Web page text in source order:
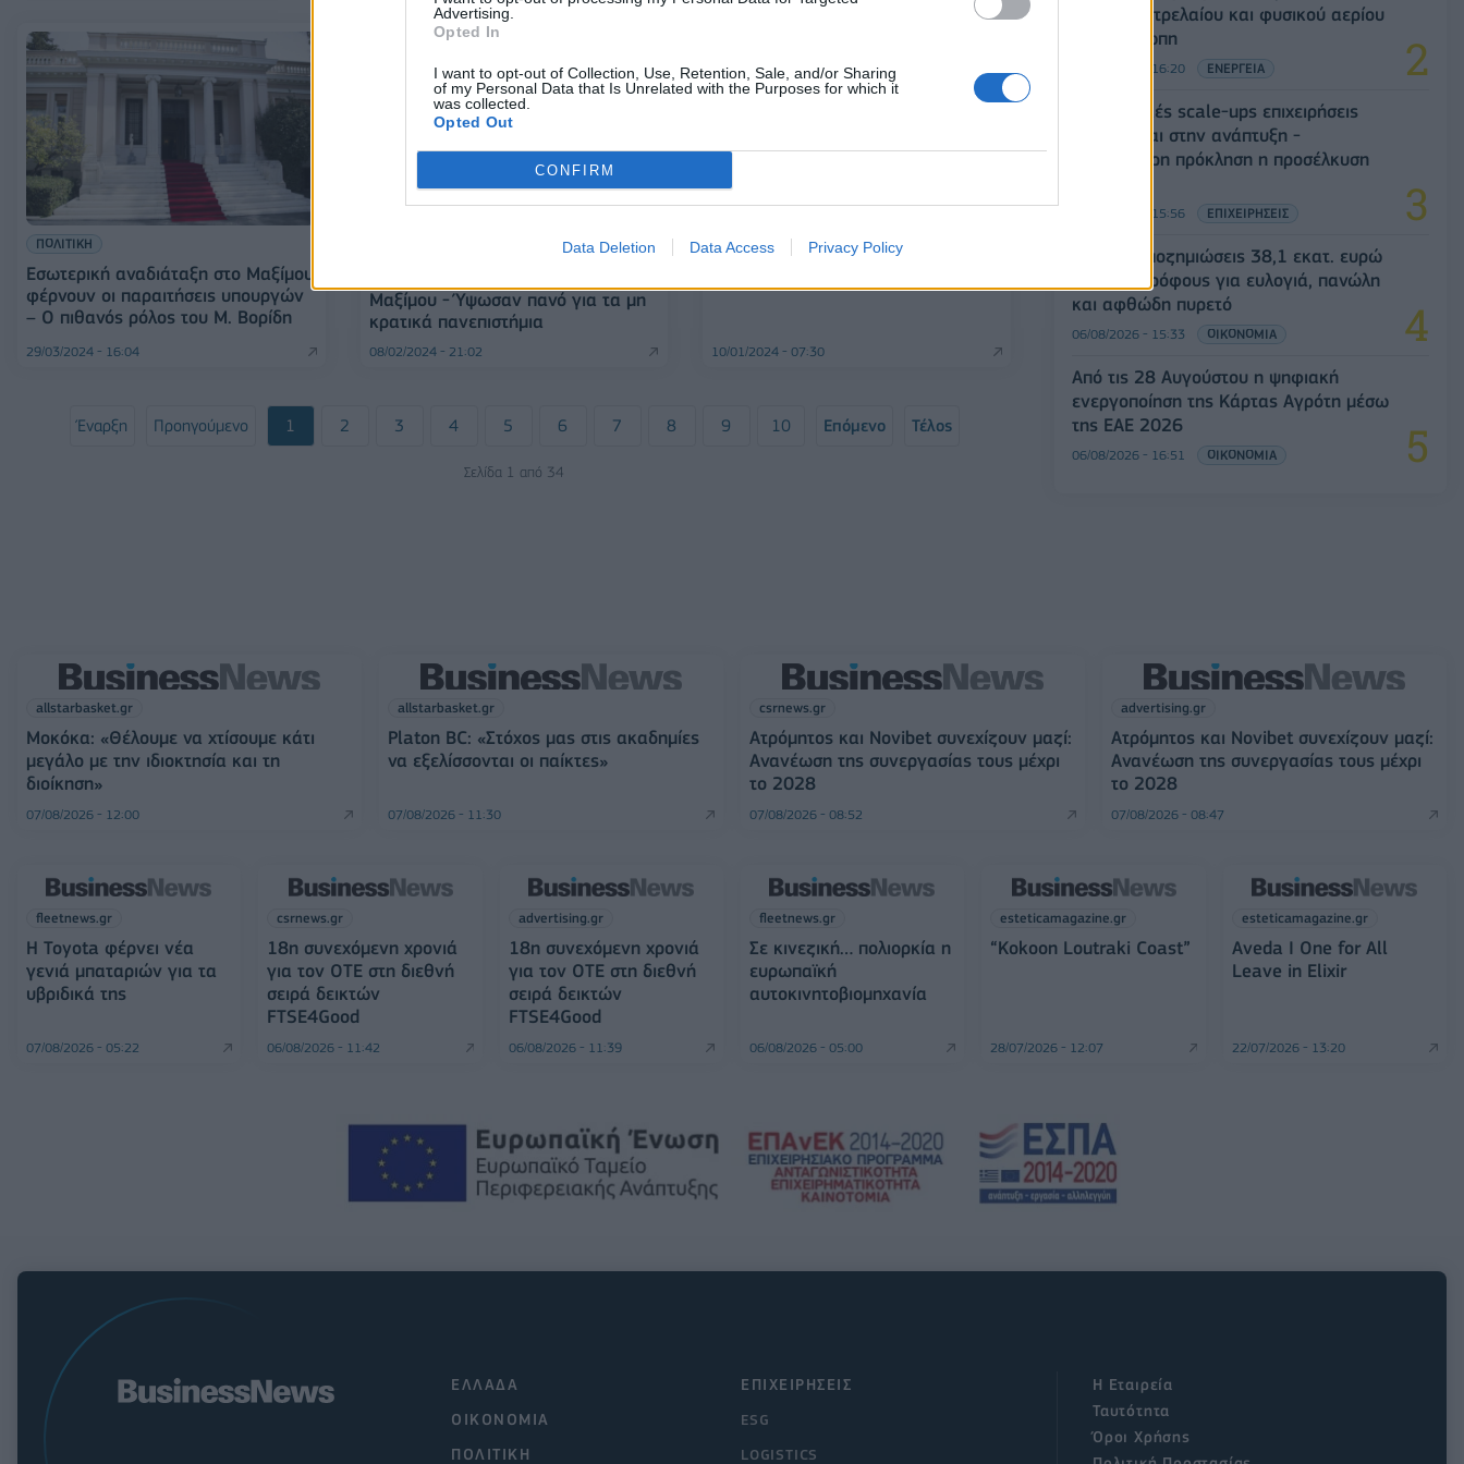
Advertising.
Opted In
I want to opt-out of Collection, Use, Retention, Sale, and/or Sharing
of my Personal Data that Is Unrelated with the Purposes for which it
was collected.
Opted Out
CONFIRM
Data Deletion Data Access Privacy Policy
ΠΟΛΙΤΙΚΗ
Εσωτερική αναδιάταξη στο Μαξίμου
φέρνουν οι παραιτήσεις υπουργών
– Ο πιθανός ρόλος του Μ. Βορίδη
29/03/2024 - 16:04
Μαξίμου - Ύψωσαν πανό για τα μη
κρατικά πανεπιστήμια
08/02/2024 - 21:02
Σύσκεψη στο Μέγαρο Μαξίμου για
10/01/2024 - 07:30
Έναρξη Προηγούμενο 1 2 3 4 5 6 7 8 9 10 Επόμενο Τέλος
Σελίδα 1 από 34
αγορές πετρελαίου και φυσικού αερίου
στην Ευρώπη
06/08/2026 - 16:20 ΕΝΕΡΓΕΙΑ
Οι ελληνικές scale-ups επιχειρήσεις
στρέφονται στην ανάπτυξη -
Μεγαλύτερη πρόκληση η προσέλκυση
06/08/2026 - 15:56 ΕΠΙΧΕΙΡΗΣΕΙΣ
ΥΠΑΑΤ: Αποζημιώσεις 38,1 εκατ. ευρώ
σε κτηνοτρόφους για ευλογιά, πανώλη
και αφθώδη πυρετό
06/08/2026 - 15:33 ΟΙΚΟΝΟΜΙΑ
Από τις 28 Αυγούστου η ψηφιακή
ενεργοποίηση της Κάρτας Αγρότη μέσω
της ΕΑΕ 2026
06/08/2026 - 16:51 ΟΙΚΟΝΟΜΙΑ
allstarbasket.gr
Μοκόκα: «Θέλουμε να χτίσουμε κάτι
μεγάλο με την ιδιοκτησία και τη
διοίκηση»
07/08/2026 - 12:00
allstarbasket.gr
Platon BC: «Στόχος μας στις ακαδημίες
να εξελίσσονται οι παίκτες»
07/08/2026 - 11:30
csrnews.gr
Ατρόμητος και Novibet συνεχίζουν μαζί:
Ανανέωση της συνεργασίας τους μέχρι
το 2028
07/08/2026 - 08:52
advertising.gr
Ατρόμητος και Novibet συνεχίζουν μαζί:
Ανανέωση της συνεργασίας τους μέχρι
το 2028
07/08/2026 - 08:47
fleetnews.gr
Η Toyota φέρνει νέα
γενιά μπαταριών για τα
υβριδικά της
07/08/2026 - 05:22
csrnews.gr
18η συνεχόμενη χρονιά
για τον ΟΤΕ στη διεθνή
σειρά δεικτών
FTSE4Good
06/08/2026 - 11:42
advertising.gr
18η συνεχόμενη χρονιά
για τον ΟΤΕ στη διεθνή
σειρά δεικτών
FTSE4Good
06/08/2026 - 11:39
fleetnews.gr
Σε κινεζική… πολιορκία η
ευρωπαϊκή
αυτοκινητοβιομηχανία
06/08/2026 - 05:00
esteticamagazine.gr
“Kokoon Loutraki Coast”
28/07/2026 - 12:07
esteticamagazine.gr
Aveda I One for All
Leave in Elixir
22/07/2026 - 13:20
ΕΠΙΧΕΙΡΗΣΕΙΣ
ESG
LOGISTICS
ΕΛΛΑΔΑ
ΟΙΚΟΝΟΜΙΑ
ΠΟΛΙΤΙΚΗ
Η Εταιρεία
Ταυτότητα
Όροι Χρήσης